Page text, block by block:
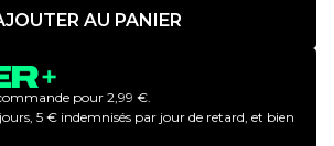
AU PANIER
pour 2,99 €.
5 € indemnisés par jour de retard, et bien